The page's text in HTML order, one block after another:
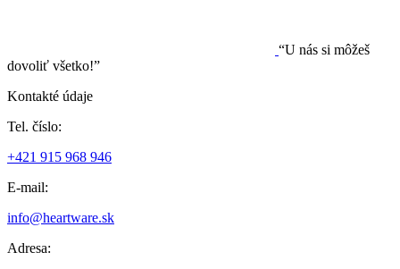
“U nás si môžeš
dovoliť všetko!”
Kontakté údaje
Tel. číslo:
+421 915 968 946
E-mail:
info@heartware.sk
Adresa: